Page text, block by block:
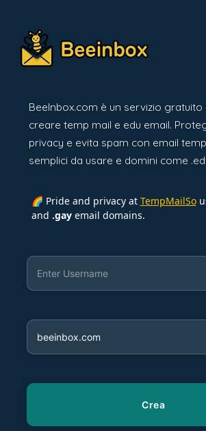
BeeInbox.com è un servizio
creare temp mail e edu email.
privacy e evita spam con email
semplici da usare e domini come
🌈 Pride and privacy at TempMailSo
and .gayemail domains.